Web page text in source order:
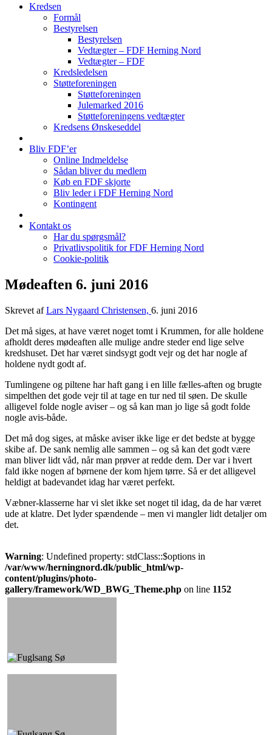
Kredsen
Formål
Bestyrelsen
Bestyrelsen
Vedtægter – FDF Herning Nord
Vedtægter – FDF
Kredsledelsen
Støtteforeningen
Støtteforeningen
Julemarked 2016
Støtteforeningens vedtægter
Kredsens Ønskeseddel
Bliv FDF’er
Online Indmeldelse
Sådan bliver du medlem
Køb en FDF skjorte
Bliv leder i FDF Herning Nord
Kontingent
Kontakt os
Har du spørgsmål?
Privatlivspolitik for FDF Herning Nord
Cookie-politik
Mødeaften 6. juni 2016
Skrevet afLars Nygaard Christensen, 6. juni 2016
Det må siges, at have været noget tomt i Krummen, for alle holdene
afholdt deres mødeaften alle mulige andre steder end lige selve
kredshuset. Det har været sindsygt godt vejr og det har nogle af
holdene nydt godt af.
Tumlingene og piltene har haft gang i en lille fælles-aften og brugte
simpelthen det gode vejr til at tage en tur ned til søen. De skulle
alligevel folde nogle aviser – og så kan man jo lige så godt folde
nogle avis-både.
Det må dog siges, at måske aviser ikke lige er det bedste at bygge
skibe af. De sank nemlig alle sammen – og så kan det godt være
man bliver lidt våd, når man prøver at redde dem. Der var i hvert
fald ikke nogen af børnene der kom hjem tørre. Så er det alligevel
heldigt at badevandet idag har været perfekt.
Væbner-klasserne har vi slet ikke set noget til idag, da de har været
ude at klatre. Det lyder spændende – men vi mangler lidt detaljer om
det.
Warning: Undefined property: stdClass::$options in
/var/www/herningnord.dk/public_html/wp-
content/plugins/photo-
gallery/framework/WD_BWG_Theme.php on line 1152